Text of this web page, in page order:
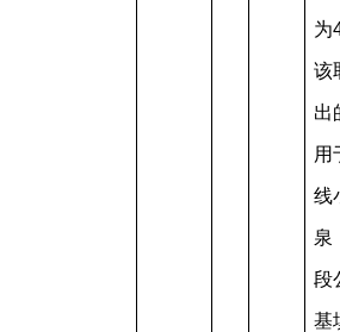
为
该
出
用
线
泉
段
基